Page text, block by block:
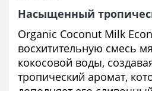
Насыщенный
Organic Coconut Milk
восхитительную смесь
кокосовой воды,
тропический аромат,